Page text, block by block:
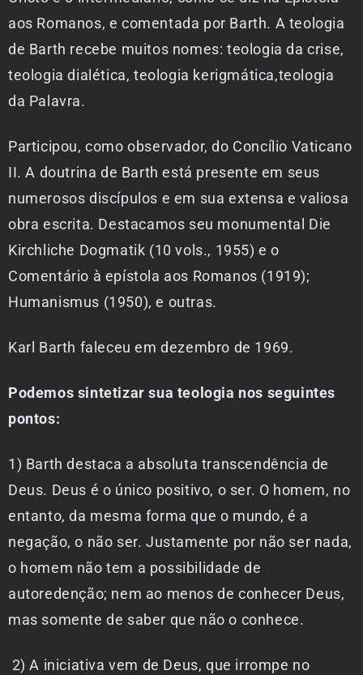
aos Romanos, e comentada por Barth. A teologia
de Barth recebe muitos nomes: teologia da crise,
teologia dialética, teologia kerigmática,teologia
da Palavra.
Participou, como observador, do Concílio Vaticano
II. A doutrina de Barth está presente em seus
numerosos discípulos e em sua extensa e valiosa
obra escrita. Destacamos seu monumental Die
Kirchliche Dogmatik (10 vols., 1955) e o
Comentário à epístola aos Romanos (1919);
Humanismus (1950), e outras.
Karl Barth faleceu em dezembro de 1969.
Podemos sintetizar sua teologia nos seguintes
pontos:
1) Barth destaca a absoluta transcendência de
Deus. Deus é o único positivo, o ser. O homem, no
entanto, da mesma forma que o mundo, é a
negação, o não ser. Justamente por não ser nada,
o homem não tem a possibilidade de
autoredenção; nem ao menos de conhecer Deus,
mas somente de saber que não o conhece.
2) A iniciativa vem de Deus, que irrompe no